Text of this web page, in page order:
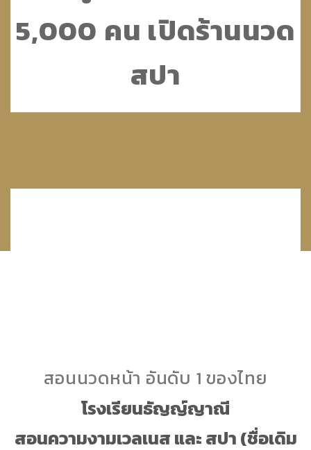
5,000 คน เปิดร้านนวด
สปา
สอนนวดหน้า อันดับ 1 ของไทย
โรงเรียนธัญญ์ญาณี
สอนความงามเวลเนส และ สปา (ชื่อเดิม